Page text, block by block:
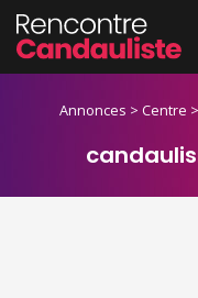
Annonces > Centre >